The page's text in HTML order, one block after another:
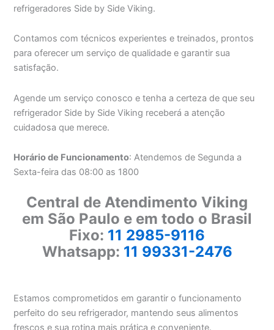
refrigeradores Side by Side Viking.
Contamos com técnicos experientes e treinados, prontos
para oferecer um serviço de qualidade e garantir sua
satisfação.
Agende um serviço conosco e tenha a certeza de que seu
refrigerador Side by Side Viking receberá a atenção
cuidadosa que merece.
Horário de Funcionamento: Atendemos de Segunda a
Sexta-feira das 08:00 as 1800
Central de Atendimento Viking
em São Paulo e em todo o Brasil
Fixo: 11 2985-9116
Whatsapp: 11 99331-2476
Estamos comprometidos em garantir o funcionamento
perfeito do seu refrigerador, mantendo seus alimentos
frescos e sua rotina mais prática e conveniente.